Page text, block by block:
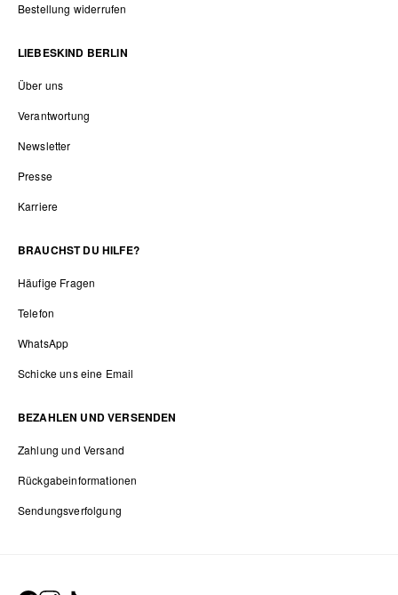
Bestellung widerrufen
LIEBESKIND BERLIN
Über uns
Verantwortung
Newsletter
Presse
Karriere
BRAUCHST DU HILFE?
Häufige Fragen
Telefon
WhatsApp
Schicke uns eine Email
BEZAHLEN UND VERSENDEN
Zahlung und Versand
Rückgabeinformationen
Sendungsverfolgung